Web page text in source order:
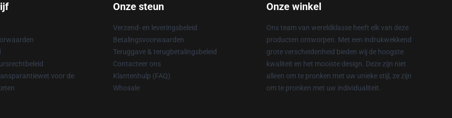
voor de
Onze steun
Verzend- en leveringsbeleid
Betalingsvoorwaarden
Teruggave & terugbetalingsbeleid
Contacteer ons
Klantenhulp (FAQ)
Whosale
Onze winkel
Ons team van wereldklasse heeft elk van deze
producten ontworpen. Met een indrukwekkend
grote verscheidenheid bieden wij de hoogste
kwaliteit en het mooiste design. Deze zijn niet
alleen om te pronken met uw unieke stijl, ze zijn
om te pronken met uw individualiteit.